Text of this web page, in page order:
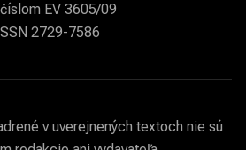
EV 3605/09
2729-7586
v uverejnených textoch nie sú